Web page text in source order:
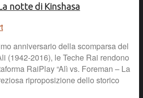
notte di Kinshasa
anniversario della scomparsa del
(1942-2016), le Teche Rai rendono
RaiPlay “Alì vs. Foreman – La
riproposizione dello storico